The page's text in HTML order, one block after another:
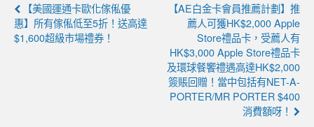
【美國運通卡歐化傢俬優
惠】所有傢俬低至5折！送高達
$1,600超級市場禮券！
【AE白金卡會員推薦計劃】推
薦人可獲HK$2,000 Apple
Store禮品卡，受薦人有
HK$3,000 Apple Store禮品卡
及環球餐饗禮遇高達HK$2,000
簽賬回贈！當中包括有NET-A-
PORTER/MR PORTER $400
消費額呀！